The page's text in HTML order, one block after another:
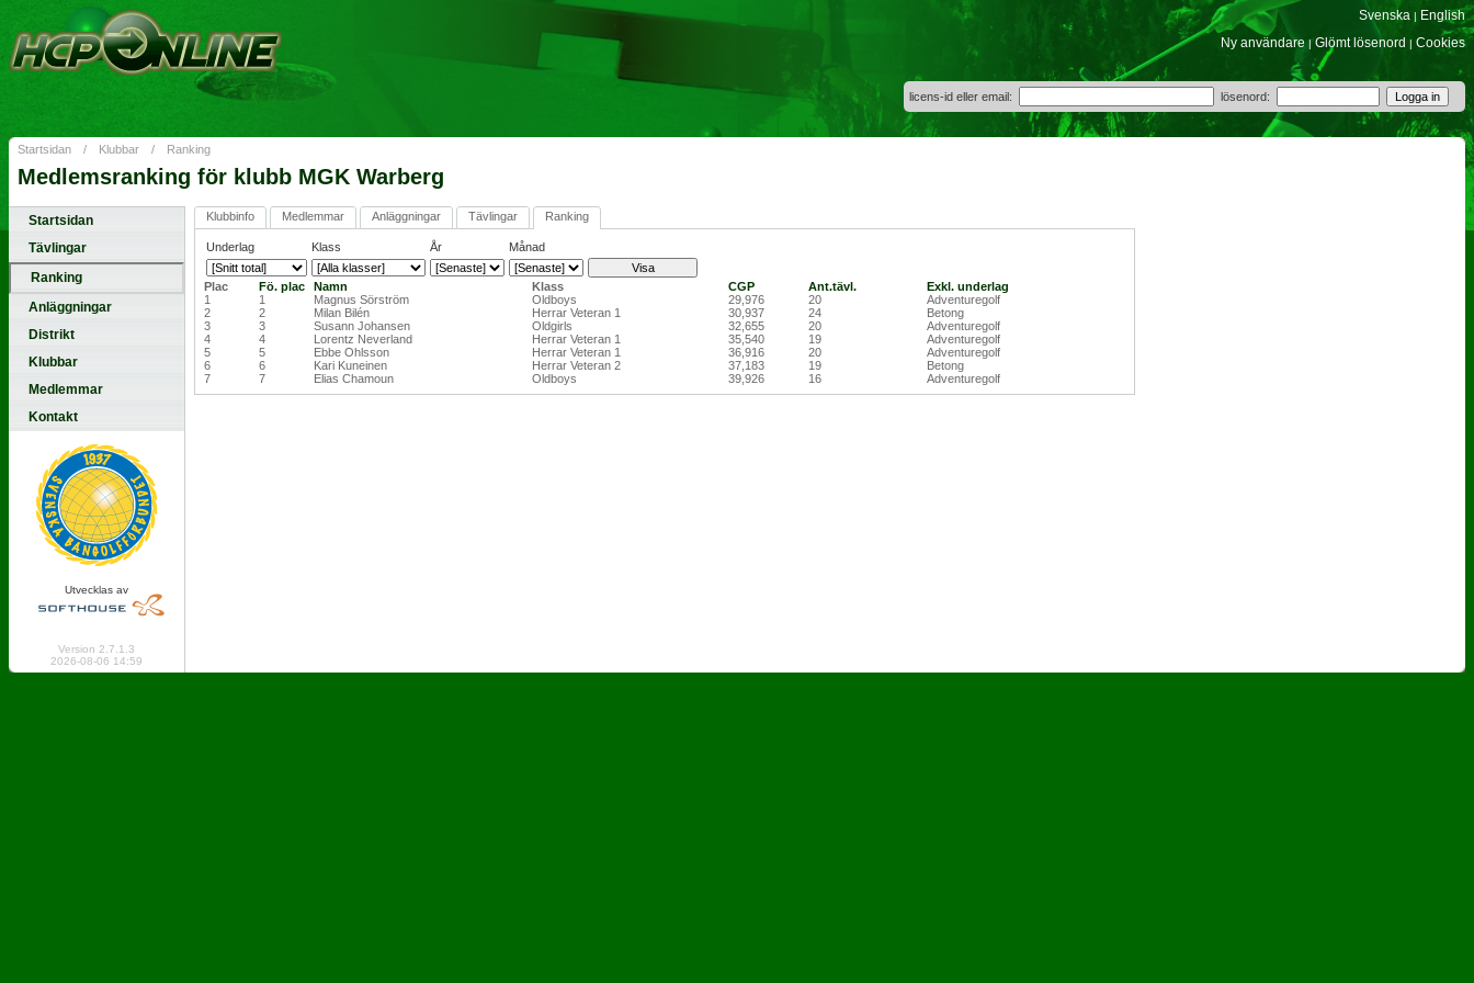
Svenska | English
Ny användare | Glömt lösenord | Cookies
licens-id eller email: lösenord:
Startsidan / Klubbar / Ranking
Medlemsranking för klubb MGK Warberg
Startsidan
Tävlingar
Ranking
Anläggningar
Distrikt
Klubbar
Medlemmar
Kontakt
Utvecklas av
Version 2.7.1.3
2026-08-06 14:59
Klubbinfo Medlemmar Anläggningar Tävlingar Ranking
Underlag Klass År Månad
Plac Fö. plac Namn Klass CGP Ant.tävl.
Exkl. underlag
1
1 Magnus Sörström Oldboys 29,976 20
Adventuregolf
2
2 Milan Bilén Herrar Veteran 1 30,937 24
Betong
3
3 Susann Johansen Oldgirls 32,655 20
Adventuregolf
4
4 Lorentz Neverland Herrar Veteran 1 35,540 19
Adventuregolf
5
5 Ebbe Ohlsson Herrar Veteran 1 36,916 20
Adventuregolf
6
6 Kari Kuneinen Herrar Veteran 2 37,183 19
Betong
7
7 Elias Chamoun Oldboys 39,926 16 Adventuregolf